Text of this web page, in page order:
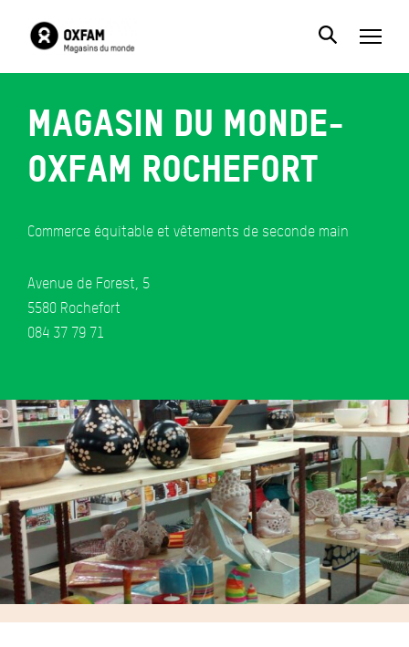
Magasin du monde-
Oxfam Rochefort
Commerce équitable et vêtements de seconde main
Avenue de Forest, 5
5580 Rochefort
084 37 79 71